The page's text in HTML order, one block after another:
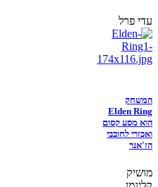
עדי פרל
המשחק
Elden Ring
הוא מסע קסום
ואכזרי לחובבי
הז'אנר
מושיק